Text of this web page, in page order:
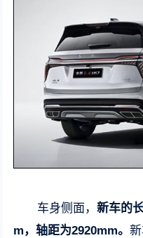
车身侧面，新车的
m，轴距为2920mm。